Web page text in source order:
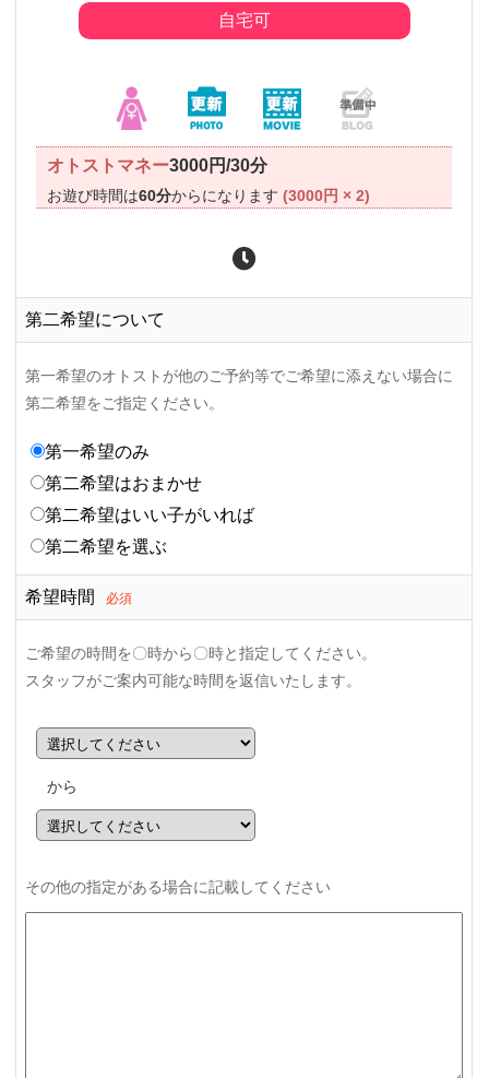
自宅可
オトストマネー3000円/30分
お遊び時間は60分からになります(3000円 × 2)
第二希望について
第一希望のオトストが他のご予約等でご希望に添えない場合に
第二希望をご指定ください。
第一希望のみ
第二希望はおまかせ
第二希望はいい子がいれば
第二希望を選ぶ
希望時間 必須
ご希望の時間を〇時から〇時と指定してください。
スタッフがご案内可能な時間を返信いたします。
から
その他の指定がある場合に記載してください